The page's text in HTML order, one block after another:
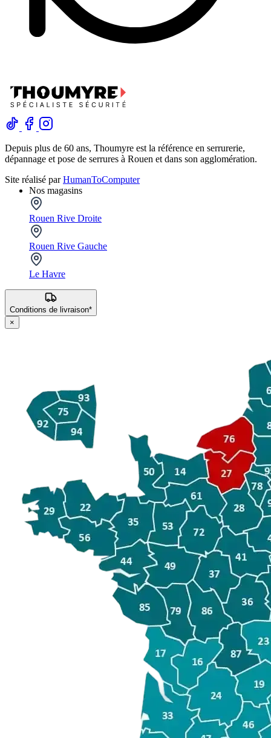
Depuis plus de 60 ans, Thoumyre est la référence en serrurerie,
dépannage et pose de serrures à Rouen et dans son agglomération.
Site réalisé parHumanToComputer
Nos magasins
Rouen Rive Droite
Rouen Rive Gauche
Le Havre
Conditions de livraison*
×